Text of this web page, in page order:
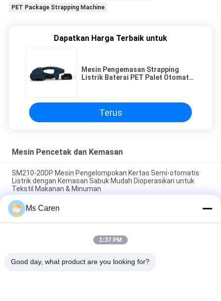
PET Package Strapping Machine
Dapatkan Harga Terbaik untuk
Mesin Pengemasan Strapping
Listrik Baterai PET Palet Otomatis
Terus
Mesin Pencetak dan Kemasan
SM210-20DP Mesin Pengelompokan Kertas Semi-otomatis
Listrik dengan Kemasan Sabuk Mudah Dioperasikan untuk
Tekstil Makanan & Minuman
SM12S Semi-Automatic Electric OPP Film/Paper Tape
Banding Machine untuk kemasan kotak karton dengan umur
panjang
PRY-19 Mesin Pengecapan Emas Panas Peningkatan
Ms Caren
1:37 PM
Good day, what product are you looking for?